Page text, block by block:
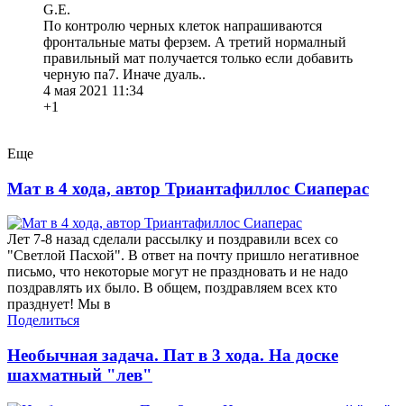
G.E.
По контролю черных клеток напрашиваются
фронтальные маты ферзем. А третий нормалный
правильный мат получается только если добавить
черную па7. Иначе дуаль..
4 мая 2021 11:34
+1
Еще
Мат в 4 хода, автор Триантафиллос Сиаперас
Лет 7-8 назад сделали рассылку и поздравили всех со
"Светлой Пасхой". В ответ на почту пришло негативное
письмо, что некоторые могут не праздновать и не надо
поздравлять их было. В общем, поздравляем всех кто
празднует! Мы в
Поделиться
Необычная задача. Пат в 3 хода. На доске
шахматный "лев"